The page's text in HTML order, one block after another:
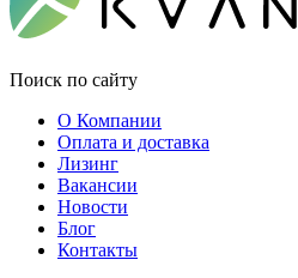
Поиск по сайту
О Компании
Оплата и доставка
Лизинг
Вакансии
Новости
Блог
Контакты